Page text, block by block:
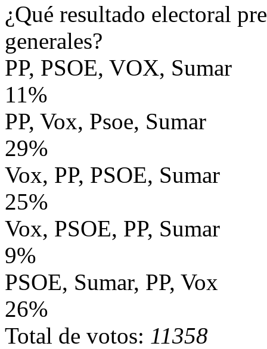
¿Qué resultado electoral
generales?
PP, PSOE, VOX, Sumar
11%
PP, Vox, Psoe, Sumar
29%
Vox, PP, PSOE, Sumar
25%
Vox, PSOE, PP, Sumar
9%
PSOE, Sumar, PP, Vox
26%
Total de votos: 11358